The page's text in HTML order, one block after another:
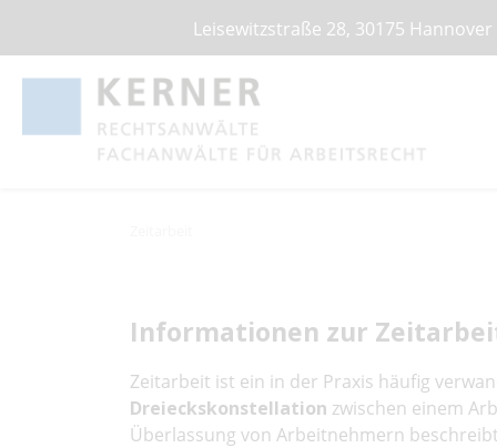
Leisewitzstraße 28, 30175 Hannover
Informationen zur
Zeitarbeit ist ein in der Praxis häufig
Dreieckskonstellation zwischen einem
Überlassung von Arbeitnehmern